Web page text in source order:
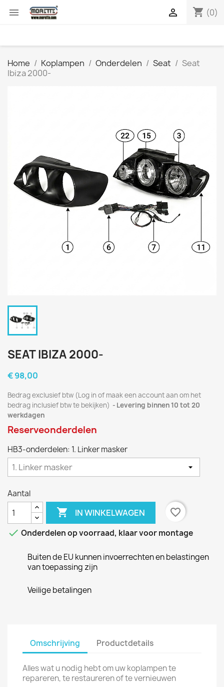
 shopping_cart (0)

Home Koplampen Onderdelen Seat
Seat
Ibiza 2000-
SEAT IBIZA 2000-
€ 98,00
Bedrag exclusief btw (Log in of maak een account aan om het
bedrag inclusief btw te bekijken)
Levering binnen 10 tot 20
werkdagen
Reserveonderdelen
HB3-onderdelen: 1. Linker masker
Aantal
 IN WINKELWAGEN
favorite_border
 Onderdelen op voorraad, klaar voor montage
Buiten de EU kunnen invoerrechten en belastingen
van toepassing zijn
Veilige betalingen
Omschrijving Productdetails
Alles wat u nodig hebt om uw koplampen te
repareren, te restaureren of te vernieuwen